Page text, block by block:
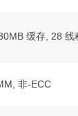
缓存, 28 线
非-ECC